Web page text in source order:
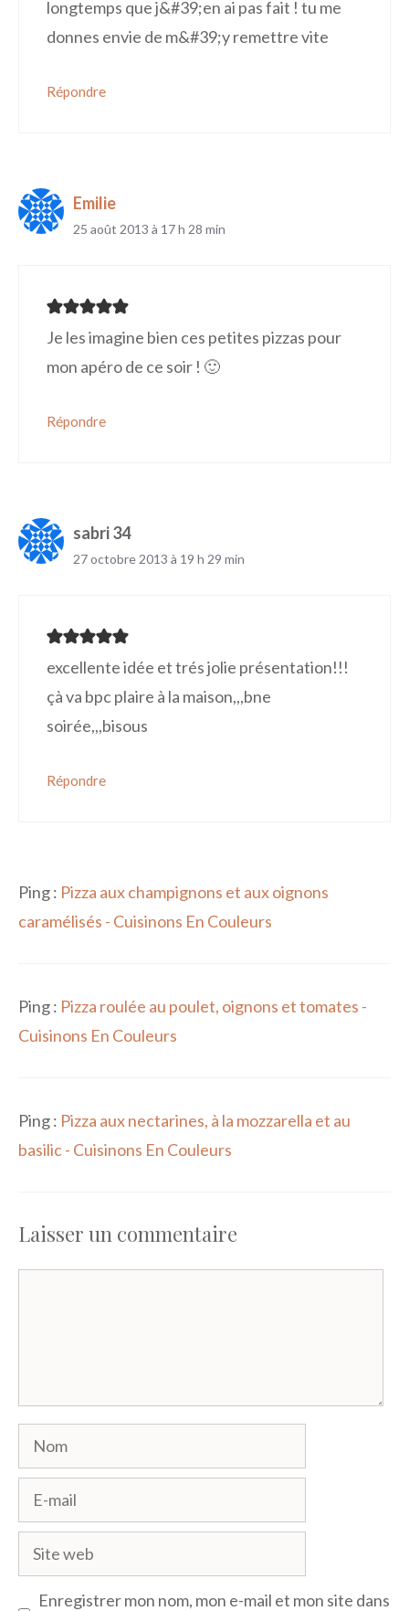
longtemps que j&#39;en ai pas fait ! tu me
donnes envie de m&#39;y remettre vite
Répondre
Emilie
25 août 2013 à 17 h 28 min
Je les imagine bien ces petites pizzas pour
mon apéro de ce soir ! 🙂
Répondre
sabri 34
27 octobre 2013 à 19 h 29 min
excellente idée et trés jolie présentation!!!
çà va bpc plaire à la maison,,,bne
soirée,,,bisous
Répondre
Ping : Pizza aux champignons et aux oignons
caramélisés - Cuisinons En Couleurs
Ping : Pizza roulée au poulet, oignons et tomates -
Cuisinons En Couleurs
Ping : Pizza aux nectarines, à la mozzarella et au
basilic - Cuisinons En Couleurs
Laisser un commentaire
Nom
mail
Site
web
Enregistrer mon nom, mon e-mail et mon site dans